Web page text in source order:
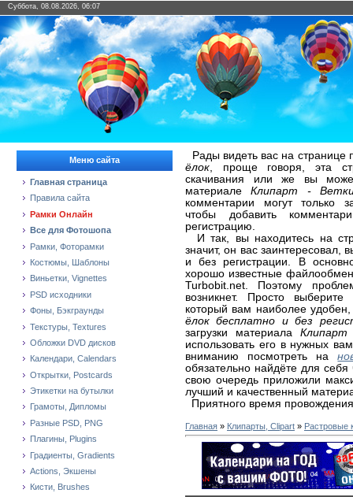
Суббота, 08.08.2026, 06:07
Меню сайта
Главная страница
Правила сайта
Рамки Онлайн
Все для Фотошопа
Рамки, Фоторамки
Костюмы, Шаблоны
Виньетки, Vignettes
PSD исходники
Фоны, Бэкграунды
Текстуры, Textures
Обложки DVD дисков
Календари, Calendars
Открытки, Postcards
Этикетки на бутылки
Грамоты, Дипломы
Разные PSD, PNG
Плагины, Plugins
Градиенты, Gradients
Actions, Экшены
Кисти, Brushes
Рады видеть вас на странице
ёлок, проще говоря, эта
скачивания или же вы
материалеКлипарт -
комментарии могут только
чтобы добавить
регистрацию.
И так, вы находитесь на
значит, он вас заинтересовал,
и без регистрации. В
хорошо известные
Turbobit.net. Поэтому
возникнет. Просто
который вам наиболее
ёлок бесплатно и без
загрузки материала
использовать его в нужных
вниманию посмотреть на
обязательно найдёте для
свою очередь приложили
лучший и качественный
Приятного время
Главная » Клипарты, Clipart » Растровые